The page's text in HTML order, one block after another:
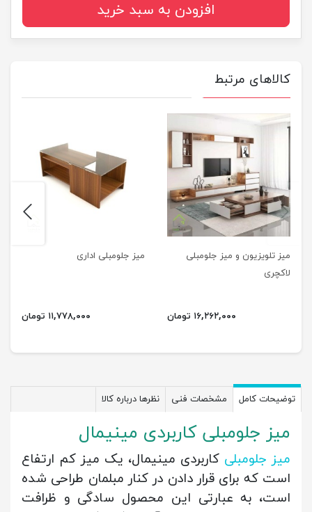
افزودن به سبد خرید
کالاهای مرتبط
میز تلویزیون و میز جلومبلی
لاکچری
۱۶,۲۶۲,۰۰۰ تومان
میز جلومبلی اداری
۱۱,۷۷۸,۰۰۰ تومان
previus
توضیحات کامل مشخصات فنی نظرها درباره کالا
میز جلومبلی کاربردی مینیمال
میز جلومبلی کاربردی مینیمال، یک میز کم ارتفاع
است که برای قرار دادن در کنار مبلمان طراحی شده
است، به عبارتی این محصول سادگی و ظرافت